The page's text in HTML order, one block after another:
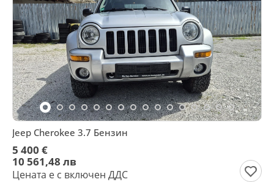
Jeep Cherokee 3.7 Бензин
5 400 €
10 561,48 лв
Цената е с включен ДДС